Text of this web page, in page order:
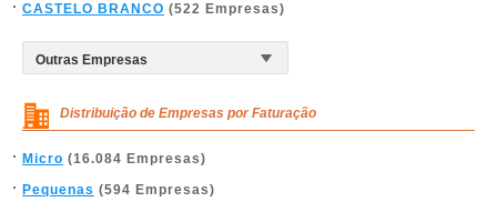
CASTELO BRANCO (522 Empresas)
Distribuição de Empresas por Faturação
Micro (16.084 Empresas)
Pequenas (594 Empresas)